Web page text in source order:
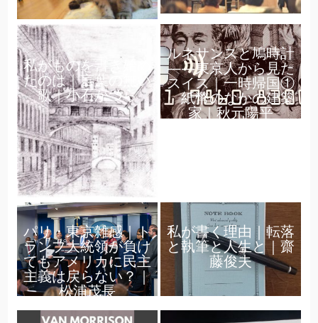
私がものを書き始め
たのは｜言葉の無い
歌｜小石かつら
ルネサンスと鳩時計
——東京人から見た
スイス｜一時帰国①
紙幣のなかの建築
家｜秋元陽平
パリ・東京雑感｜ト
ランプ大統領が負け
てもアメリカに民主
主義は戻らない？｜
松浦茂長
私が書く理由｜転落
と執筆と人生と｜齋
藤俊夫